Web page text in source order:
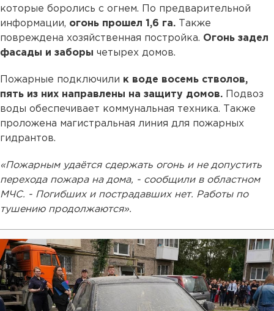
которые боролись с огнем. По предварительной
информации, огонь прошел 1,6 га.
Также
повреждена хозяйственная постройка. Огонь задел
фасады и заборы четырех домов.
Пожарные подключили к воде восемь стволов,
пять из них направлены на защиту домов.
Подвоз
воды обеспечивает коммунальная техника. Также
проложена магистральная линия для пожарных
гидрантов.
«Пожарным удаётся сдержать огонь и не допустить
перехода пожара на дома, - сообщили в областном
МЧС. - Погибших и пострадавших нет. Работы по
тушению продолжаются».